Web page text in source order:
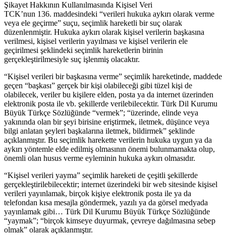
Şikayet Hakkının Kullanılmasında Kişisel Veri
TCK’nun 136. maddesindeki “verileri hukuka aykırı olarak verme
veya ele geçirme” suçu, seçimlik hareketli bir suç olarak
düzenlenmiştir. Hukuka aykırı olarak kişisel verilerin başkasına
verilmesi, kişisel verilerin yayılması ve kişisel verilerin ele
geçirilmesi şeklindeki seçimlik hareketlerin birinin
gerçekleştirilmesiyle suç işlenmiş olacaktır.
“Kişisel verileri bir başkasına verme” seçimlik hareketinde, maddede
geçen “başkası” gerçek bir kişi olabileceği gibi tüzel kişi de
olabilecek, veriler bu kişilere elden, posta ya da internet üzerinden
elektronik posta ile vb. şekillerde verilebilecektir. Türk Dil Kurumu
Büyük Türkçe Sözlüğünde “vermek”; “üzerinde, elinde veya
yakınında olan bir şeyi birisine eriştirmek, iletmek, düşünce veya
bilgi anlatan şeyleri başkalarına iletmek, bildirmek” şeklinde
açıklanmıştır. Bu seçimlik harekette verilerin hukuka uygun ya da
aykırı yöntemle elde edilmiş olmasının önemi bulunmamakta olup,
önemli olan husus verme eyleminin hukuka aykırı olmasıdır.
“Kişisel verileri yayma” seçimlik hareketi de çeşitli şekillerde
gerçekleştirilebilecektir; internet üzerindeki bir web sitesinde kişisel
verileri yayınlamak, birçok kişiye elektronik posta ile ya da
telefondan kısa mesajla göndermek, yazılı ya da görsel medyada
yayınlamak gibi… Türk Dil Kurumu Büyük Türkçe Sözlüğünde
“yaymak”; “birçok kimseye duyurmak, çevreye dağılmasına sebep
olmak” olarak açıklanmıştır.